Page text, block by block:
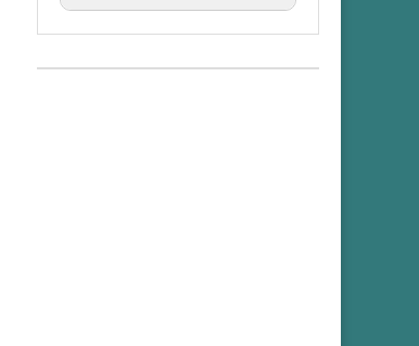
II Cicle Història i Censura